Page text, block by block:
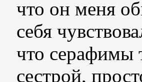
что он меня
себя
что серафимы
сестрой,